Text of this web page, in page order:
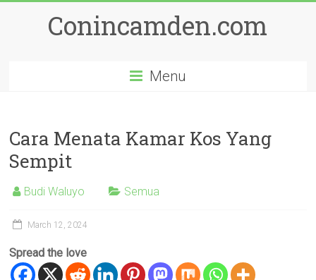
Conincamden.com
Menu
Cara Menata Kamar Kos Yang
Sempit
Budi Waluyo Semua
March 12, 2024
Spread the love